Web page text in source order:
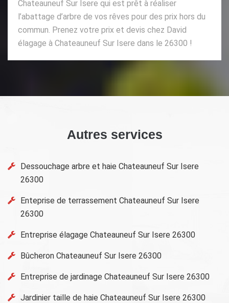
Chateauneuf Sur Isere qui est prêt à réaliser
l’abattage d’arbre de vos rêves pour des prix hors du
commun. Prenez votre prix et devis chez David
élagage à Chateauneuf Sur Isere dans le 26300 !
Autres services
Dessouchage arbre et haie Chateauneuf Sur Isere
26300
Enteprise de terrassement Chateauneuf Sur Isere
26300
Entreprise élagage Chateauneuf Sur Isere 26300
Bûcheron Chateauneuf Sur Isere 26300
Entreprise de jardinage Chateauneuf Sur Isere 26300
Jardinier taille de haie Chateauneuf Sur Isere 26300